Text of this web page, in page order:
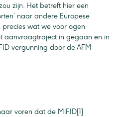
zijn. Het betreft hier een
naar andere Europese
wat we voor ogen
aanvraagtraject in gegaan en in
vergunning door de AFM
voren dat de MiFID[1]